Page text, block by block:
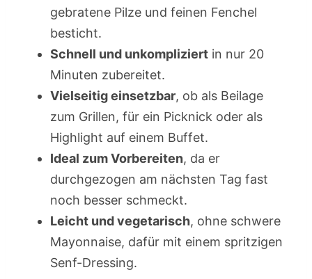
gebratene Pilze und feinen Fenchel
besticht.
Schnell und unkompliziert in nur 20
Minuten zubereitet.
Vielseitig einsetzbar, ob als Beilage
zum Grillen, für ein Picknick oder als
Highlight auf einem Buffet.
Ideal zum Vorbereiten, da er
durchgezogen am nächsten Tag fast
noch besser schmeckt.
Leicht und vegetarisch, ohne schwere
Mayonnaise, dafür mit einem spritzigen
Senf-Dressing.